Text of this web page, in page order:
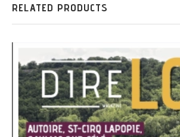
RELATED PRODUCTS